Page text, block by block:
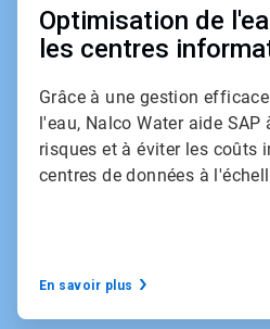
Optimisation de
les centres
Grâce à une gestion
l'eau, Nalco Water aide
risques et à éviter les coûts
centres de données à
En savoir plus